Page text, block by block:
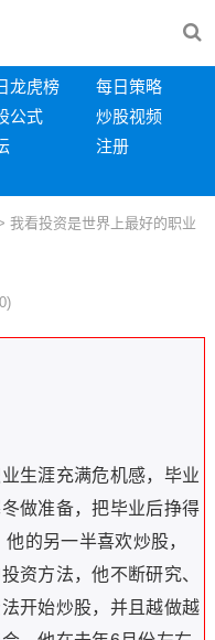
龙虎榜
每日策略
公式
炒股视频
注册
我看投资是世界上最好的职业
生涯充满危机感，毕业
做准备，把毕业后挣得
的另一半喜欢炒股，
资方法，他不断研究、
开始炒股，并且越做越